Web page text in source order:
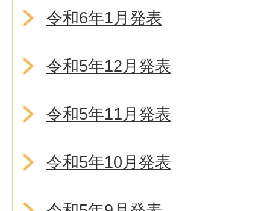
令和6年1月発表
令和5年12月発表
令和5年11月発表
令和5年10月発表